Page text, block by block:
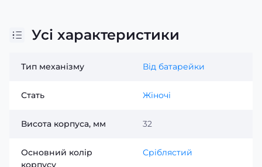
Усі характеристики
Тип механізму Від батарейки
Стать Жіночі
Висота корпуса, мм 32
Основний колір
корпусу
Сріблястий